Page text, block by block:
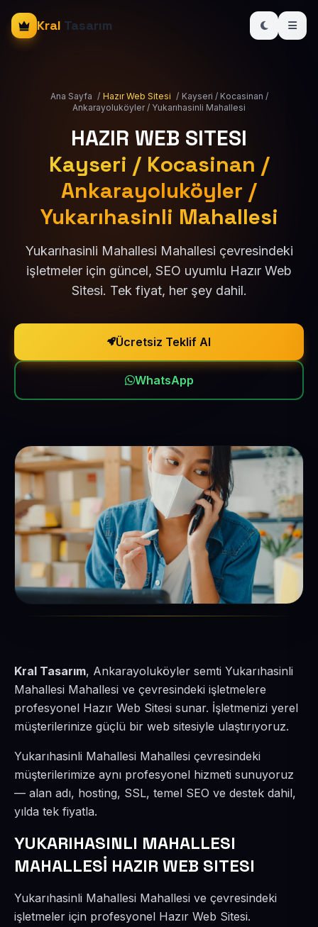
Kral Tasarım
Ana Sayfa / Hazır Web Sitesi / Kayseri / Kocasinan /
Ankarayoluköyler / Yukarıhasinli Mahallesi
HAZIR WEB SITESI
Kayseri / Kocasinan /
Ankarayoluköyler /
Yukarıhasinli Mahallesi
Yukarıhasinli Mahallesi Mahallesi çevresindeki
işletmeler için güncel, SEO uyumlu Hazır Web
Sitesi. Tek fiyat, her şey dahil.
Ücretsiz Teklif Al
WhatsApp
Kral Tasarım, Ankarayoluköyler semti Yukarıhasinli
Mahallesi Mahallesi ve çevresindeki işletmelere
profesyonel Hazır Web Sitesi sunar. İşletmenizi yerel
müşterilerinize güçlü bir web sitesiyle ulaştırıyoruz.
Yukarıhasinli Mahallesi Mahallesi çevresindeki
müşterilerimize aynı profesyonel hizmeti sunuyoruz
— alan adı, hosting, SSL, temel SEO ve destek dahil,
yılda tek fiyatla.
YUKARIHASINLI MAHALLESI
MAHALLESİ HAZIR WEB SITESI
Yukarıhasinli Mahallesi Mahallesi ve çevresindeki
işletmeler için profesyonel Hazır Web Sitesi.